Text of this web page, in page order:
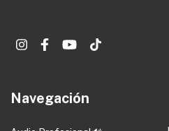
Navegación